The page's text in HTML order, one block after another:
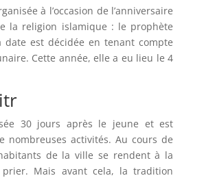
à l’occasion de l’anniversaire
la religion islamique : le prophète
date est décidée en tenant compte
Cette année, elle a eu lieu le 4
30 jours après le jeune et est
nombreuses activités. Au cours de
de la ville se rendent à la
prier. Mais avant cela, la tradition